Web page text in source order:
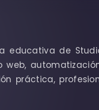
educativa de
web,
práctica,